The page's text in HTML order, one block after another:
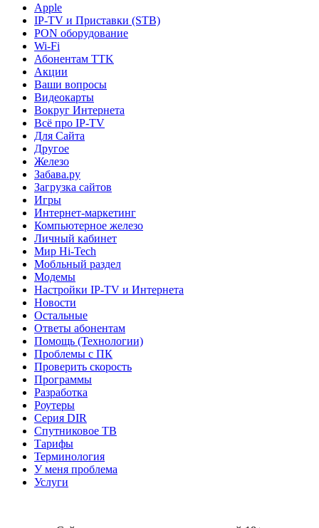
Apple
IP-TV и Приставки (STB)
PON оборудование
Wi-Fi
Абонентам TTK
Акции
Ваши вопросы
Видеокарты
Вокруг Интернета
Всё про IP-TV
Для Сайта
Другое
Железо
Забава.ру
Загрузка сайтов
Игры
Интернет-маркетинг
Компьютерное железо
Личный кабинет
Мир Hi-Tech
Мобльный раздел
Модемы
Настройки IP-TV и Интернета
Новости
Остальные
Ответы абонентам
Помощь (Технологии)
Проблемы с ПК
Проверить скорость
Программы
Разработка
Роутеры
Серия DIR
Спутниковое ТВ
Тарифы
Терминология
У меня проблема
Услуги